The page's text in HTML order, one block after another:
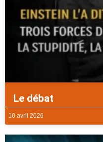
Le débat
10 avril 2026